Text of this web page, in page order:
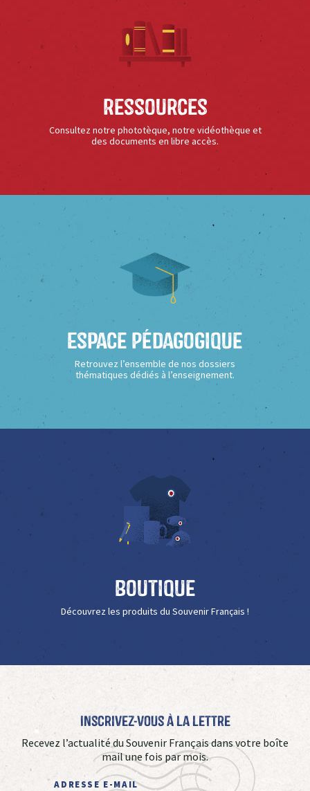
Ressources
Consultez notre phototèque, notre vidéothèque et
des documents en libre accès.
Espace Pédagogique
Retrouvez l’ensemble de nos dossiers
thématiques dédiés à l’enseignement.
Boutique
Découvrez les produits du Souvenir Français !
Inscrivez-vous à La Lettre
Recevez l’actualité du Souvenir Français dans votre boîte
mail une fois par mois.
ADRESSE E-MAIL